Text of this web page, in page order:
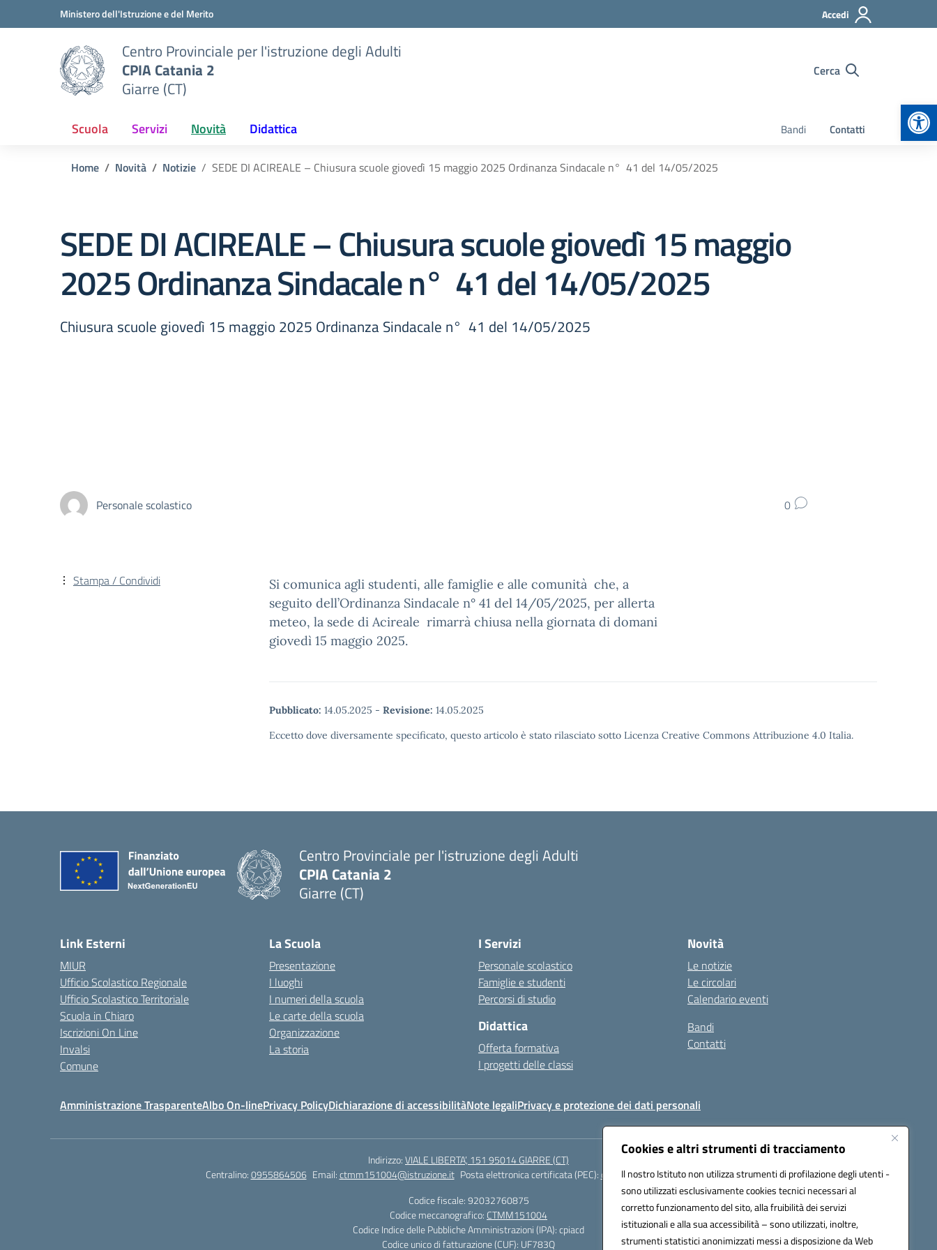
Cookies e altri strumenti di tracciamento
Il nostro Istituto non utilizza strumenti di profilazione degli utenti -
sono utilizzati esclusivamente cookies tecnici necessari al
corretto funzionamento del sito, alla fruibilità dei servizi
istituzionali e alla sua accessibilità – sono utilizzati, inoltre,
strumenti statistici anonimizzati messi a disposizione da Web
Vai ai contenuti
Vai al menu di navigazioneMinistero dell'Istruzione e del Merito Accedi
Centro Provinciale per l'istruzione degli Adulti
CPIA Catania 2
Giarre (CT)
Cerca
Scuola Servizi Novità Didattica Bandi Contatti
Home Novità Notizie SEDE DI ACIREALE – Chiusura scuole giovedì 15 maggio 2025 Ordinanza Sindacale n° 41 del 14/05/2025
SEDE DI ACIREALE – Chiusura scuole giovedì 15 maggio
2025 Ordinanza Sindacale n° 41 del 14/05/2025
Chiusura scuole giovedì 15 maggio 2025 Ordinanza Sindacale n° 41 del 14/05/2025
Personale scolastico 0
Si comunica agli studenti, alle famiglie e alle comunità che, a
seguito dell’Ordinanza Sindacale n° 41 del 14/05/2025, per allerta
meteo, la sede di Acireale rimarrà chiusa nella giornata di domani
giovedì 15 maggio 2025.
Pubblicato: 14.05.2025 - Revisione: 14.05.2025
Eccetto dove diversamente specificato, questo articolo è stato rilasciato sotto Licenza Creative Commons Attribuzione 4.0 Italia.
Stampa / Condividi
Centro Provinciale per l'istruzione degli Adulti
CPIA Catania 2
Giarre (CT)
Link Esterni
MIUR
Ufficio Scolastico Regionale
Ufficio Scolastico Territoriale
Scuola in Chiaro
Iscrizioni On Line
Invalsi
Comune
La Scuola
Presentazione
I luoghi
I numeri della scuola
Le carte della scuola
Organizzazione
La storia
I Servizi
Personale scolastico
Famiglie e studenti
Percorsi di studio
Didattica
Offerta formativa
I progetti delle classi
Novità
Le notizie
Le circolari
Calendario eventi
Bandi
Contatti
Amministrazione TrasparenteAlbo On-linePrivacy PolicyDichiarazione di accessibilitàNote legaliPrivacy e protezione dei dati personali
Indirizzo:VIALE LIBERTA’, 151 95014 GIARRE (CT)
Centralino:0955864506 Email:ctmm151004@istruzione.it Posta elettronica certificata (PEC):ctmm151004@pec.istruzione.it
Codice fiscale: 92032760875
Codice meccanografico: CTMM151004
Codice Indice delle Pubbliche Amministrazioni (IPA): cpiacd
Codice unico di fatturazione (CUF): UF783Q